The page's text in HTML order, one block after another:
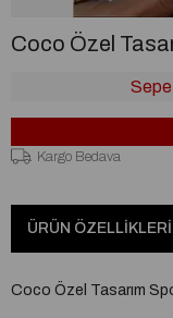
Coco Özel
Kargo Bedava
ÜRÜN ÖZELLIKLERI
Coco Özel Tasarım